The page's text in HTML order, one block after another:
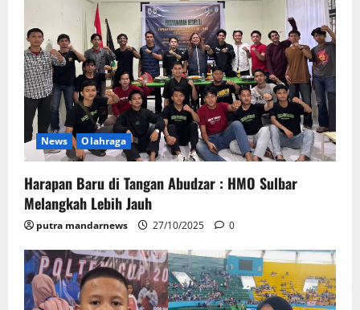
News Olahraga
Harapan Baru di Tangan Abudzar : HMO Sulbar
Melangkah Lebih Jauh
putra mandarnews 27/10/2025 0